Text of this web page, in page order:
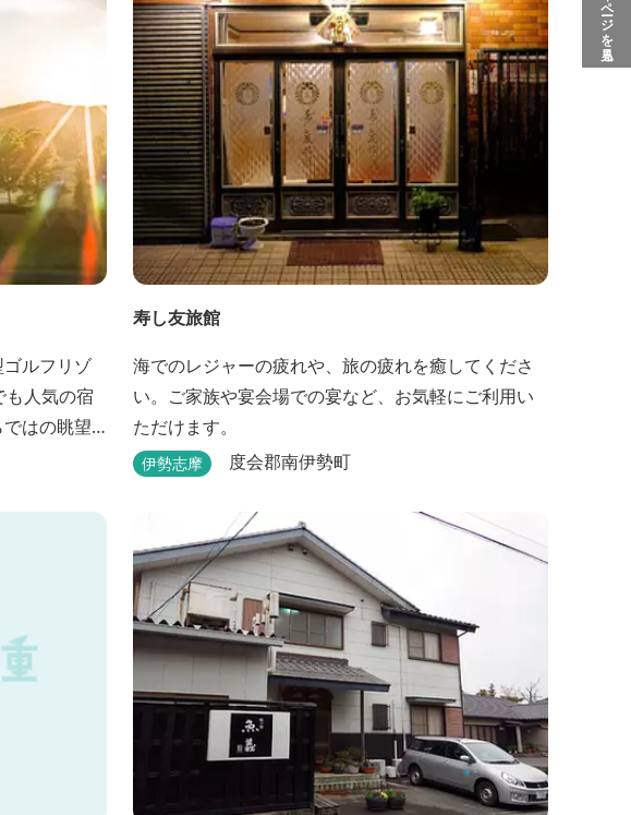
ルフリゾ
はの眺望
から4〜6
寿し友旅館
海でのレジャーの疲れや、旅の疲れを癒してくださ
い。ご家族や宴会場での宴など、お気軽にご利用い
ただけます。
伊勢志摩 度会郡南伊勢町